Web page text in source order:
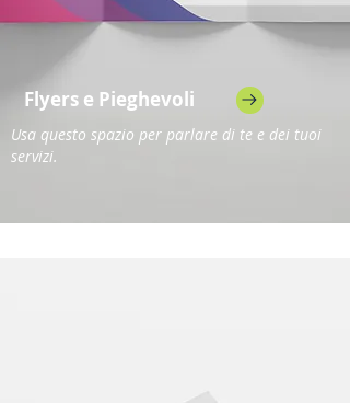
Flyers e Pieghevoli
Usa questo spazio per parlare di te e dei tuoi
servizi.